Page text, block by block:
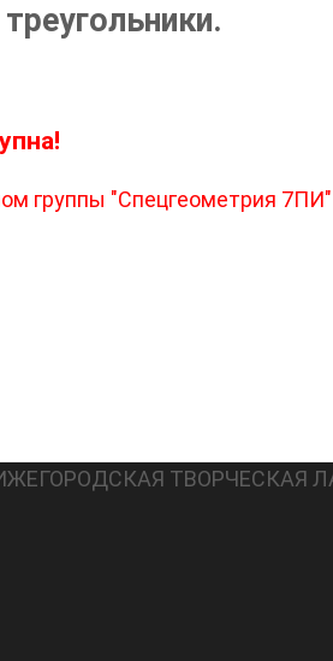
группы "Спецгеометрия 7ПИ"
ТВОРЧЕСКАЯ